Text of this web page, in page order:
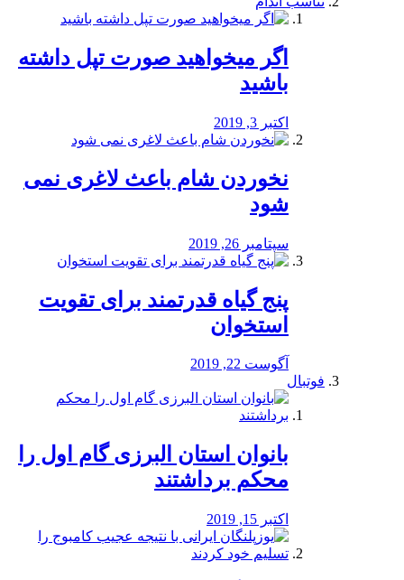
اگر میخواهید صورت تپل داشته
باشید
اکتبر 3, 2019
نخوردن شام باعث لاغری نمی
‌شود
سپتامبر 26, 2019
پنج گیاه قدرتمند برای تقویت
استخوان
آگوست 22, 2019
فوتبال
بانوان استان البرزی گام اول را
محكم برداشتند
اکتبر 15, 2019